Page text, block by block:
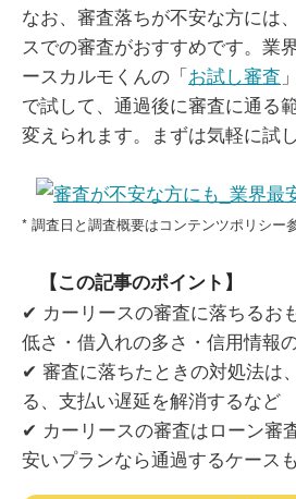
なお、審査落ちが不安な方には
スでの審査がおすすめです。業
ースカルモくんの「お試し審査
で試して、通過後に審査に通る
変えられます。まずは気軽に試
* 調査日と調査概要はコンテンツポリシー
【この記事のポイント】
✔ カーリースの審査に落ちるお
低さ・借入れの多さ・信用情報
✔ 審査に落ちたときの対処法は
る、支払い遅延を解消するなど
✔ カーリースの審査はローン審
安いプランなら通過するケース